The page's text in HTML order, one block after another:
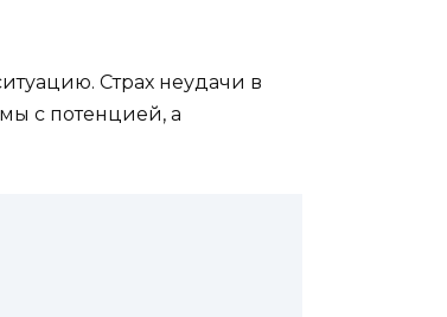
Страх неудачи в
с потенцией, а